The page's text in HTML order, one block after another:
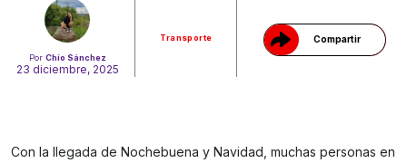
Por Chío Sánchez
23 diciembre, 2025
Transporte Compartir
Con la llegada de Nochebuena y Navidad, muchas personas en